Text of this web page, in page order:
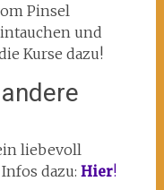
Pinsel
und
Kurse dazu!
liebevoll
dazu: Hier!